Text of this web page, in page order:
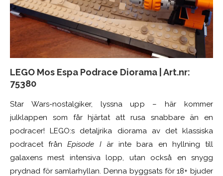
LEGO Mos Espa Podrace Diorama | Art.nr:
75380
Star Wars-nostalgiker, lyssna upp – här kommer
julklappen som får hjärtat att rusa snabbare än en
podracer! LEGO:s detaljrika diorama av det klassiska
podracet frånEpisode Iär inte bara en hyllning till
galaxens mest intensiva lopp, utan också en snygg
prydnad för samlarhyllan. Denna byggsats för 18+ bjuder